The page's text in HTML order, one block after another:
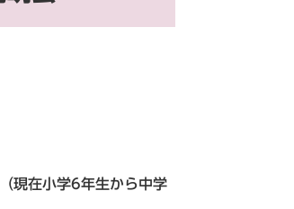
現在小学6年生から中学